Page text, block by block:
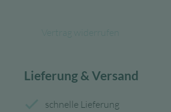
Lieferung & Versand
schnelle Lieferung